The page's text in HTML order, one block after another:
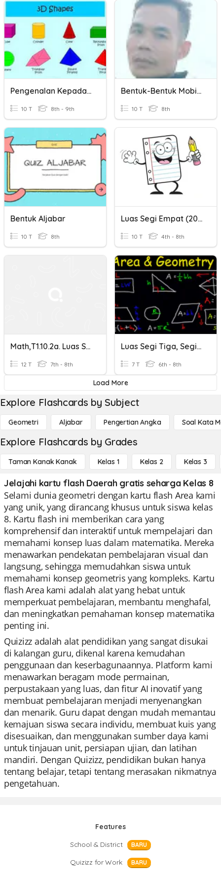
Pengenalan Kepada Luas Permukaan Bentuk Geometri 3 Dimensi
10 T 8th - 9th
Bentuk-Bentuk Mobilitas Sosial
10 T 8th
Bentuk Aljabar
10 T 8th
Luas Segi Empat (2021)
10 T 4th - 8th
Math,T1.10.2a. Luas Segi Empat
12 T 7th - 8th
Luas Segi Tiga, Segi Empat Selari, Lelayang Dan Trapezium
7 T 6th - 8th
Load More
Explore Flashcards by Subject
Geometri Aljabar Pengertian Angka Soal Kata
Explore Flashcards by Grades
Taman Kanak Kanak Kelas 1 Kelas 2 Kelas 3
Jelajahi kartu flash Daerah gratis seharga Kelas 8
Selami dunia geometri dengan kartu flash Area kami
yang unik, yang dirancang khusus untuk siswa kelas
8. Kartu flash ini memberikan cara yang
komprehensif dan interaktif untuk mempelajari dan
memahami konsep luas dalam matematika. Mereka
menawarkan pendekatan pembelajaran visual dan
langsung, sehingga memudahkan siswa untuk
memahami konsep geometris yang kompleks. Kartu
flash Area kami adalah alat yang hebat untuk
memperkuat pembelajaran, membantu menghafal,
dan meningkatkan pemahaman konsep matematika
penting ini.
Quizizz adalah alat pendidikan yang sangat disukai
di kalangan guru, dikenal karena kemudahan
penggunaan dan keserbagunaannya. Platform kami
menawarkan beragam mode permainan,
perpustakaan yang luas, dan fitur AI inovatif yang
membuat pembelajaran menjadi menyenangkan
dan menarik. Guru dapat dengan mudah memantau
kemajuan siswa secara individu, membuat kuis yang
disesuaikan, dan menggunakan sumber daya kami
untuk tinjauan unit, persiapan ujian, dan latihan
mandiri. Dengan Quizizz, pendidikan bukan hanya
tentang belajar, tetapi tentang merasakan nikmatnya
pengetahuan.
Features
School & District
BARU
Quizizz for Work BARU